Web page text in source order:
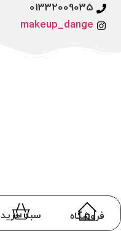
01332009035
makeup_dange
فروشگاه سبد خرید